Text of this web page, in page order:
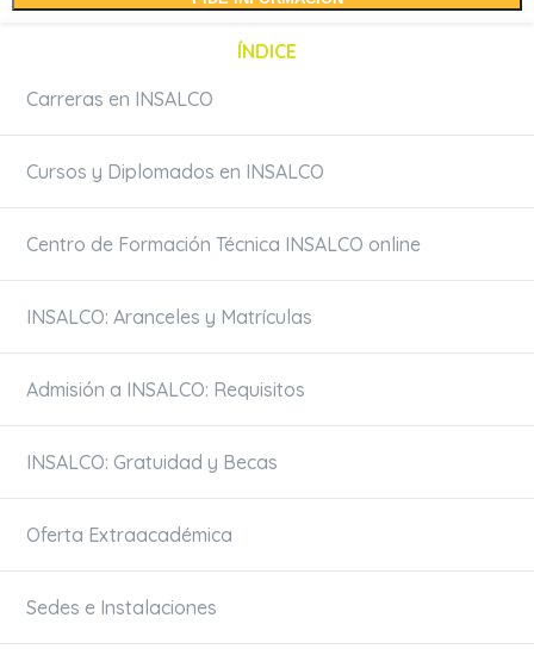
ÍNDICE
Carreras en INSALCO
Cursos y Diplomados en INSALCO
Centro de Formación Técnica INSALCO online
INSALCO: Aranceles y Matrículas
Admisión a INSALCO: Requisitos
INSALCO: Gratuidad y Becas
Oferta Extraacadémica
Sedes e Instalaciones